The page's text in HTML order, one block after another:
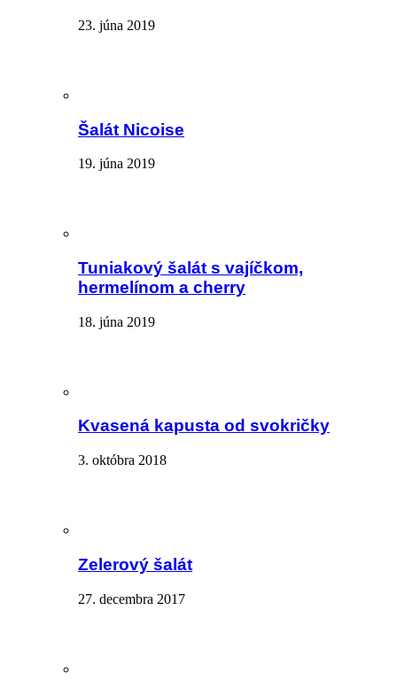
23. júna 2019
Šalát Nicoise
19. júna 2019
Tuniakový šalát s vajíčkom,
hermelínom a cherry
18. júna 2019
Kvasená kapusta od svokričky
3. októbra 2018
Zelerový šalát
27. decembra 2017